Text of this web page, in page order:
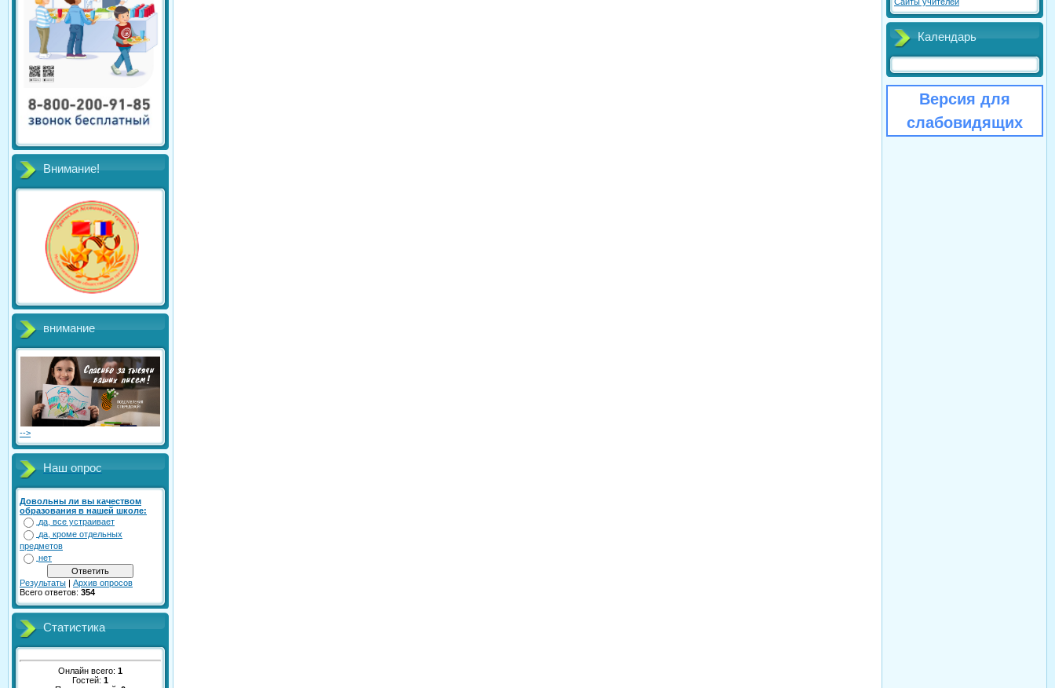
Внимание!
внимание
-->
Наш опрос
Довольны ли вы качеством
образования в нашей школе:
да, все устраивает
да, кроме отдельных
предметов
нет
Результаты | Архив опросов
Всего ответов: 354
Статистика
Онлайн всего: 1
Гостей: 1
Календарь
Версия для
слабовидящих